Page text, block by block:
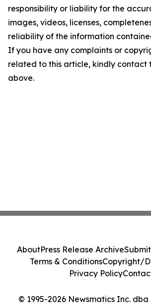
responsibility or liability for the
images, videos, licenses,
reliability of the information
If you have any complaints or
related to this article, kindly contact
above.
© 1995-2026 Newsmatics Inc.
AboutPress Release Archive
Terms & ConditionsCopyright/
Privacy Policy